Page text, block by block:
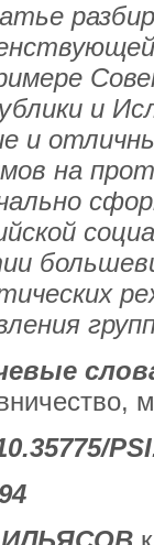
и
и
на